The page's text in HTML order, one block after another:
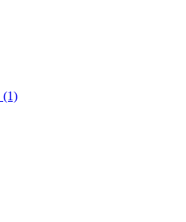
(1)